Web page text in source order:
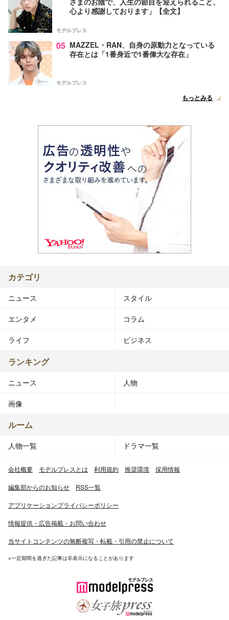
心より感謝しております」【全文】
モデルプレス
05 MAZZEL・RAN、自身の原動力となっている
存在とは「1番身近で1番偉大な存在」
モデルプレス
もっとみる
カテゴリ
ニュース スタイル
エンタメ コラム
ライフ ビジネス
ランキング
ニュース 人物
画像
ルーム
人物一覧 ドラマ一覧
会社概要 モデルプレスとは 利用規約 推奨環境 採用情報
編集部からのお知らせ RSS一覧
アプリケーションプライバシーポリシー
情報提供・広告掲載・お問い合わせ
当サイトコンテンツの無断複写・転載・引用の禁止について
※一定期間を過ぎた記事は非表示になることがあります